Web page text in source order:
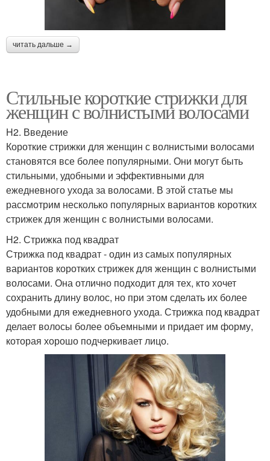
читать дальше →
Стильные короткие стрижки для
женщин с волнистыми волосами
H2. Введение
Короткие стрижки для женщин с волнистыми волосами
становятся все более популярными. Они могут быть
стильными, удобными и эффективными для
ежедневного ухода за волосами. В этой статье мы
рассмотрим несколько популярных вариантов коротких
стрижек для женщин с волнистыми волосами.
H2. Стрижка под квадрат
Стрижка под квадрат - один из самых популярных
вариантов коротких стрижек для женщин с волнистыми
волосами. Она отлично подходит для тех, кто хочет
сохранить длину волос, но при этом сделать их более
удобными для ежедневного ухода. Стрижка под квадрат
делает волосы более объемными и придает им форму,
которая хорошо подчеркивает лицо.